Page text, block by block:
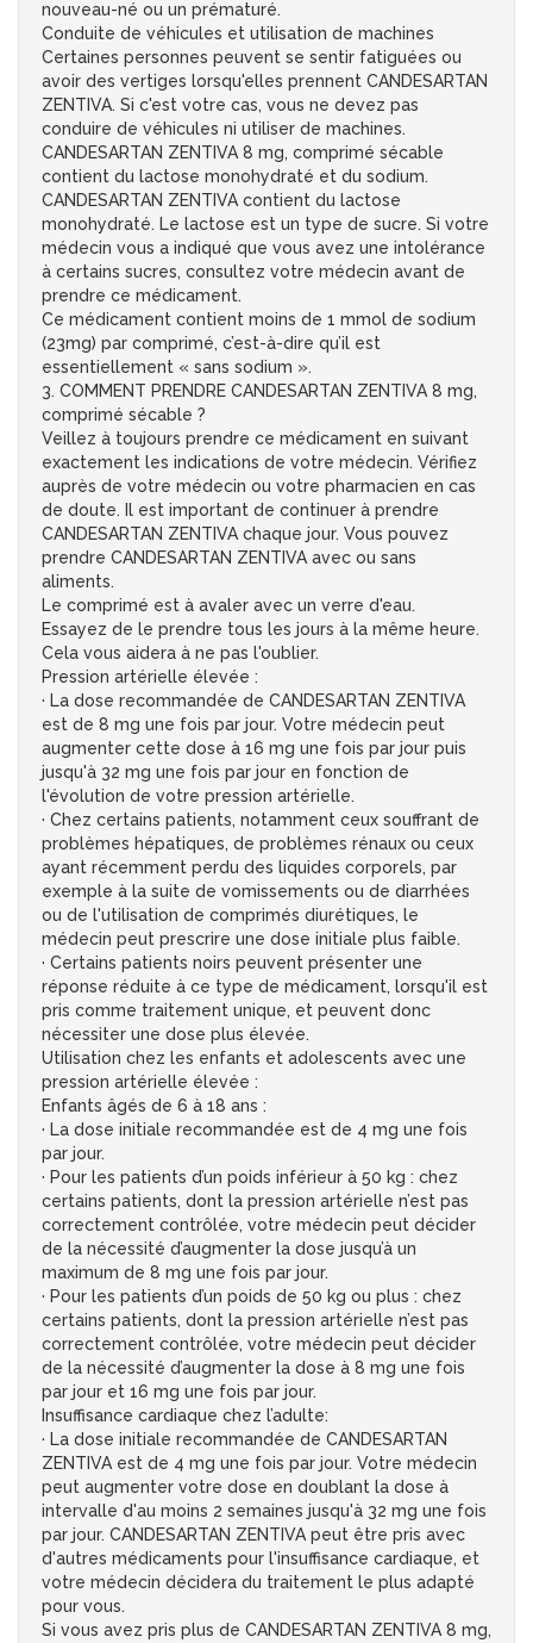
nouveau-né ou un prématuré.
Conduite de véhicules et utilisation de machines
Certaines personnes peuvent se sentir fatiguées ou
avoir des vertiges lorsqu'elles prennent CANDESARTAN
ZENTIVA. Si c'est votre cas, vous ne devez pas
conduire de véhicules ni utiliser de machines.
CANDESARTAN ZENTIVA 8 mg, comprimé sécable
contient du lactose monohydraté et du sodium.
CANDESARTAN ZENTIVA contient du lactose
monohydraté. Le lactose est un type de sucre. Si votre
médecin vous a indiqué que vous avez une intolérance
à certains sucres, consultez votre médecin avant de
prendre ce médicament.
Ce médicament contient moins de 1 mmol de sodium
(23mg) par comprimé, c’est-à-dire qu’il est
essentiellement « sans sodium ».
3. COMMENT PRENDRE CANDESARTAN ZENTIVA 8 mg,
comprimé sécable ?
Veillez à toujours prendre ce médicament en suivant
exactement les indications de votre médecin. Vérifiez
auprès de votre médecin ou votre pharmacien en cas
de doute. Il est important de continuer à prendre
CANDESARTAN ZENTIVA chaque jour. Vous pouvez
prendre CANDESARTAN ZENTIVA avec ou sans
aliments.
Le comprimé est à avaler avec un verre d'eau.
Essayez de le prendre tous les jours à la même heure.
Cela vous aidera à ne pas l'oublier.
Pression artérielle élevée :
· La dose recommandée de CANDESARTAN ZENTIVA
est de 8 mg une fois par jour. Votre médecin peut
augmenter cette dose à 16 mg une fois par jour puis
jusqu'à 32 mg une fois par jour en fonction de
l'évolution de votre pression artérielle.
· Chez certains patients, notamment ceux souffrant de
problèmes hépatiques, de problèmes rénaux ou ceux
ayant récemment perdu des liquides corporels, par
exemple à la suite de vomissements ou de diarrhées
ou de l'utilisation de comprimés diurétiques, le
médecin peut prescrire une dose initiale plus faible.
· Certains patients noirs peuvent présenter une
réponse réduite à ce type de médicament, lorsqu'il est
pris comme traitement unique, et peuvent donc
nécessiter une dose plus élevée.
Utilisation chez les enfants et adolescents avec une
pression artérielle élevée :
Enfants âgés de 6 à 18 ans :
· La dose initiale recommandée est de 4 mg une fois
par jour.
· Pour les patients d’un poids inférieur à 50 kg : chez
certains patients, dont la pression artérielle n’est pas
correctement contrôlée, votre médecin peut décider
de la nécessité d’augmenter la dose jusqu’à un
maximum de 8 mg une fois par jour.
· Pour les patients d’un poids de 50 kg ou plus : chez
certains patients, dont la pression artérielle n’est pas
correctement contrôlée, votre médecin peut décider
de la nécessité d’augmenter la dose à 8 mg une fois
par jour et 16 mg une fois par jour.
Insuffisance cardiaque chez l’adulte:
· La dose initiale recommandée de CANDESARTAN
ZENTIVA est de 4 mg une fois par jour. Votre médecin
peut augmenter votre dose en doublant la dose à
intervalle d'au moins 2 semaines jusqu'à 32 mg une fois
par jour. CANDESARTAN ZENTIVA peut être pris avec
d'autres médicaments pour l'insuffisance cardiaque, et
votre médecin décidera du traitement le plus adapté
pour vous.
Si vous avez pris plus de CANDESARTAN ZENTIVA 8 mg,